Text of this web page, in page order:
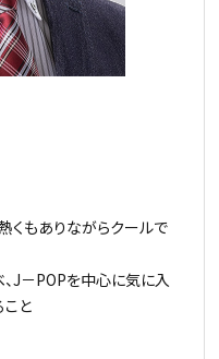
くもありながらクールで
J－POPを中心に気に入
と